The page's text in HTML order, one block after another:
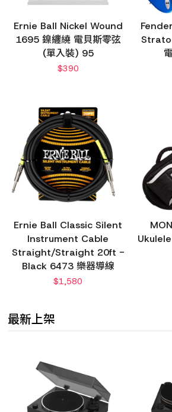
Ernie Ball Nickel Wound
1695 鎳纏繞 電貝斯零弦
(單入裝) 95
$390
Ernie Ball Classic Silent
Instrument Cable
Straight/Straight 20ft -
Black 6473 樂器導線
$1,580
最新上架